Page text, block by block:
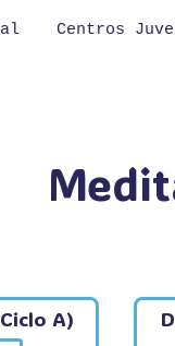
Centros
A)